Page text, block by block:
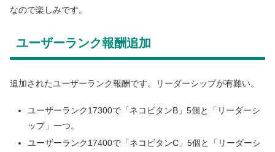
なので楽しみです。
ユーザーランク報酬追加
追加されたユーザーランク報酬です。リーダーシップが有難い。
ユーザーランク17300で「ネコビタンB」5個と「リーダーシ
ップ」一つ。
ユーザーランク17400で「ネコビタンC」5個と「リーダーシ